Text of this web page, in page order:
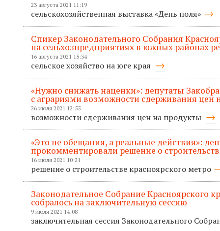
23 августа 2021 11:19
сельскохозяйственная выставка «День поля»
Спикер Законодательного Собрания
на сельхозпредприятиях в южных районах
16 августа 2021 15:34
сельское хозяйство на юге края
«Нужно снижать наценки»: депутаты
с аграриями возможности сдерживания цен
26 июля 2021 12:55
возможности сдерживания цен на продукты
«Это не обещания, а реальные действия»:
прокомментировали решение о
16 июля 2021 10:21
решение о строительстве красноярского метро
Законодательное Собрание Красноярского
собралось на заключительную сессию
9 июля 2021 14:08
заключительная сессия Законодательного